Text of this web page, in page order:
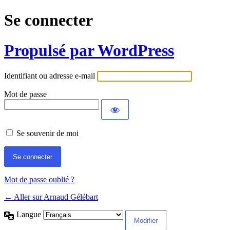
Se connecter
Propulsé par WordPress
Identifiant ou adresse e-mail
Mot de passe
Se souvenir de moi
Mot de passe oublié ?
← Aller sur Arnaud Gélébart
Langue